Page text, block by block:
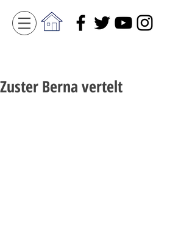
Zuster Berna vertelt